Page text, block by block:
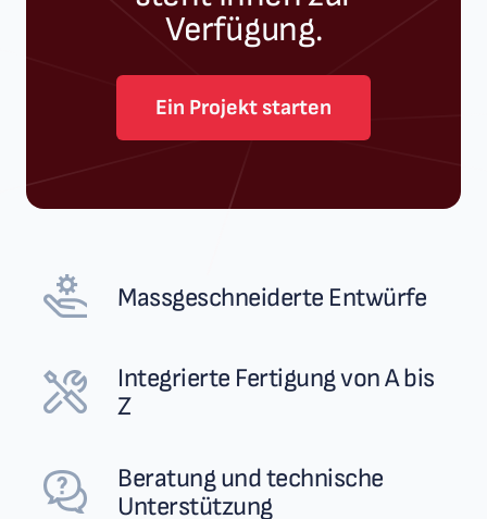
Verfügung.
Ein Projekt starten
Massgeschneiderte Entwürfe
Integrierte Fertigung von A bis
Z
Beratung und technische
Unterstützung